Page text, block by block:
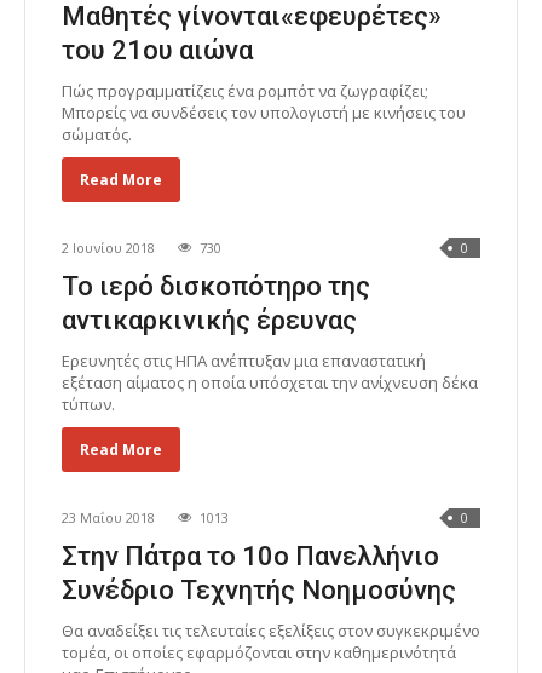
Μαθητές γίνονται«εφευρέτες»
του 21ου αιώνα
Πώς προγραμματίζεις ένα ρομπότ να ζωγραφίζει;
Μπορείς να συνδέσεις τον υπολογιστή με κινήσεις του
σώματός.
Read More
2 Ιουνίου 2018 730 0
Το ιερό δισκοπότηρο της
αντικαρκινικής έρευνας
Ερευνητές στις ΗΠΑ ανέπτυξαν μια επαναστατική
εξέταση αίματος η οποία υπόσχεται την ανίχνευση δέκα
τύπων.
Read More
23 Μαΐου 2018 1013 0
Στην Πάτρα το 10ο Πανελλήνιο
Συνέδριο Τεχνητής Νοημοσύνης
Θα αναδείξει τις τελευταίες εξελίξεις στον συγκεκριμένο
τομέα, οι οποίες εφαρμόζονται στην καθημερινότητά